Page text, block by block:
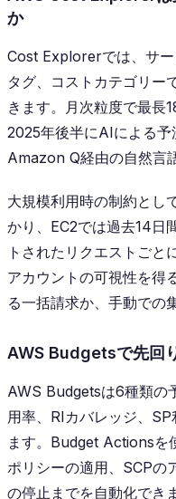
か
Cost Explorerでは、サー
タグ、コストカテゴリー
きます。月次粒度で最長
2025年後半にAIによる
Amazon Q経由の自然言
大規模利用時の制約とし
かり、EC2では過去14日
トされたリクエストごと
アカウントの可視性を得
る一括請求か、手動での
AWS Budgetsで先回
AWS Budgetsは6種類の
用率、RIカバレッジ、
ます。Budget Actionsを
ポリシーの適用、SCPの
の停止までを自動化でき